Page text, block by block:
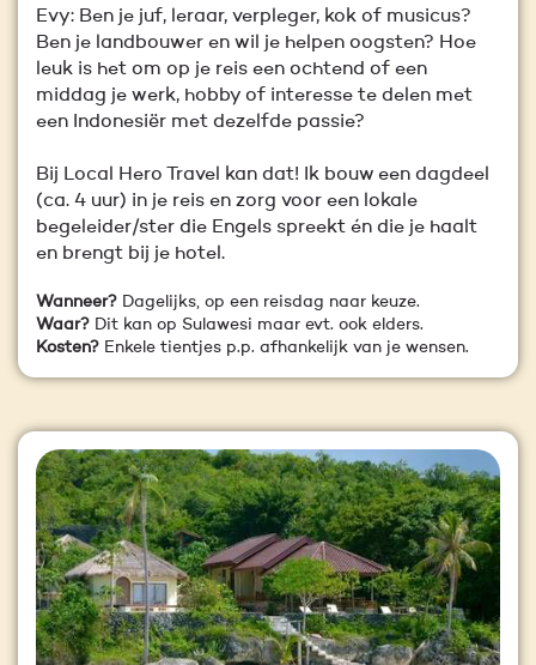
Evy: Ben je juf, leraar, verpleger, kok of musicus?
Ben je landbouwer en wil je helpen oogsten? Hoe
leuk is het om op je reis een ochtend of een
middag je werk, hobby of interesse te delen met
een Indonesiër met dezelfde passie?
Bij Local Hero Travel kan dat! Ik bouw een dagdeel
(ca. 4 uur) in je reis en zorg voor een lokale
begeleider/ster die Engels spreekt én die je haalt
en brengt bij je hotel.
Wanneer? Dagelijks, op een reisdag naar keuze.
Waar? Dit kan op Sulawesi maar evt. ook elders.
Kosten? Enkele tientjes p.p. afhankelijk van je wensen.